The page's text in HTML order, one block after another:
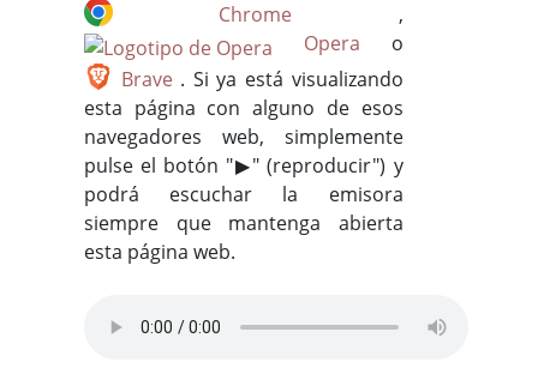
Chrome ,
Opera o
Brave . Si ya está visualizando
esta página con alguno de esos
navegadores web, simplemente
pulse el botón "▶" (reproducir") y
podrá escuchar la emisora
siempre que mantenga abierta
esta página web.